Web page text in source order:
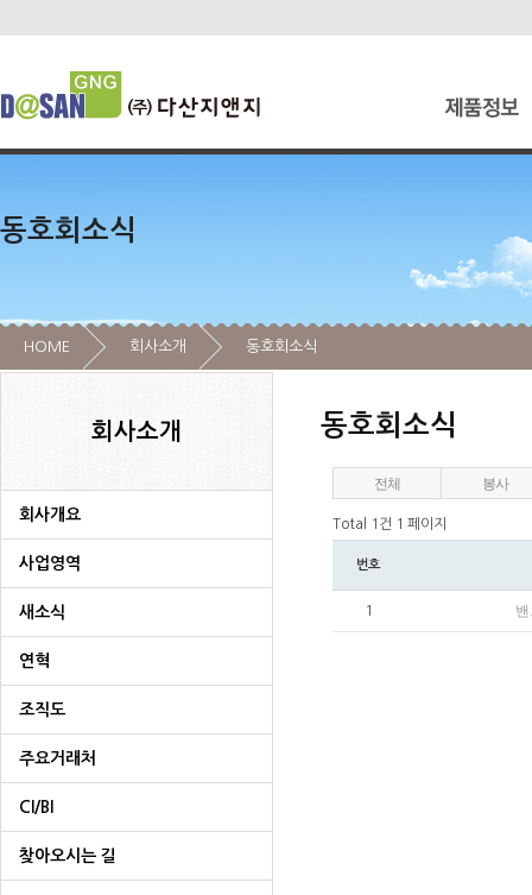
동호회소식
HOME 회사소개 동호회소식
회사소개
회사개요
사업영역
새소식
연혁
조직도
주요거래처
CI/BI
찾아오시는 길
동호회소식
전체 봉사
Total 1건 1 페이지
번호
1